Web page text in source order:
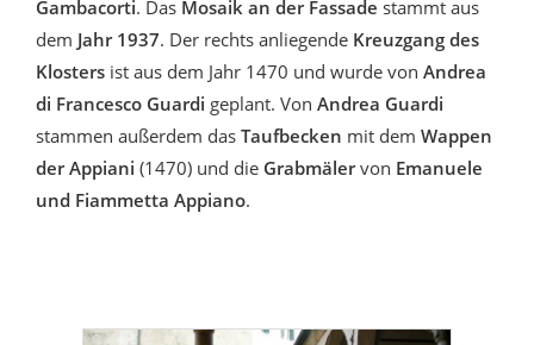
Gambacorti. Das Mosaik an der Fassade stammt aus
dem Jahr 1937. Der rechts anliegende Kreuzgang des
Klosters ist aus dem Jahr 1470 und wurde von Andrea
di Francesco Guardi geplant. Von Andrea Guardi
stammen außerdem das Taufbecken mit dem Wappen
der Appiani (1470) und die Grabmälervon Emanuele
und Fiammetta Appiano.